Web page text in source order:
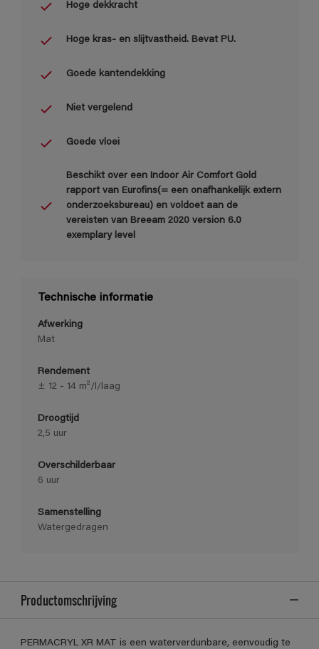
Hoge dekkracht
Hoge kras- en slijtvastheid. Bevat PU.
Goede kantendekking
Niet vergelend
Goede vloei
Beschikt over een Indoor Air Comfort Gold
rapport van Eurofins(= een onafhankelijk extern
onderzoeksbureau) en voldoet aan de
vereisten van Breeam 2020 version 6.0
exemplary level
Technische informatie
Afwerking
Mat
Rendement
± 12 - 14 m²/l/laag
Droogtijd
2,5 uur
Overschilderbaar
6 uur
Samenstelling
Watergedragen
Productomschrijving
PERMACRYL XR MAT is een waterverdunbare, eenvoudig te